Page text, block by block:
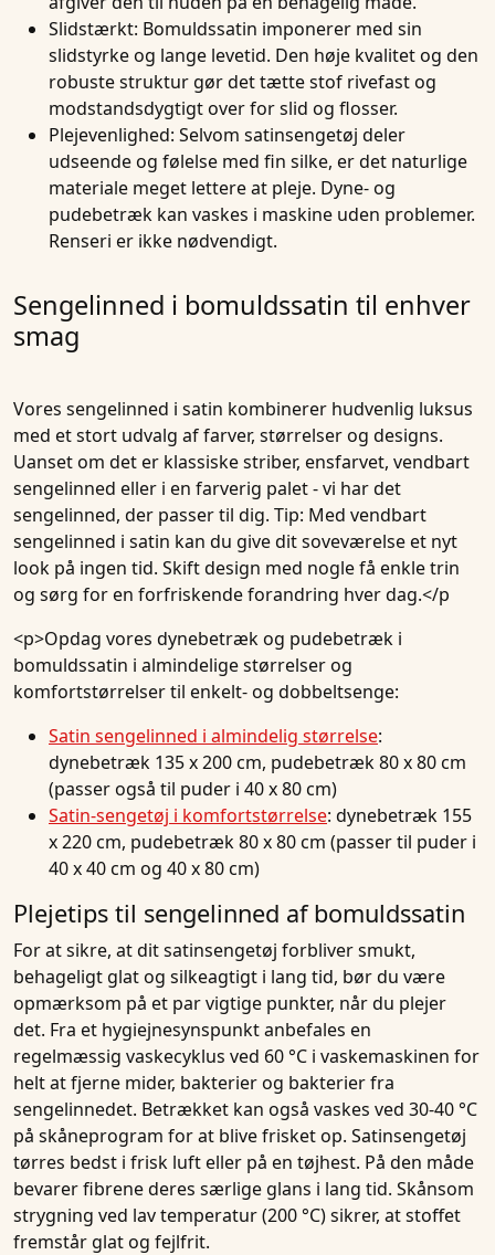
Slidstærkt: Bomuldssatin imponerer med sin
slidstyrke og lange levetid. Den høje kvalitet og den
robuste struktur gør det tætte stof rivefast og
modstandsdygtigt over for slid og flosser.
Plejevenlighed: Selvom satinsengetøj deler
udseende og følelse med fin silke, er det naturlige
materiale meget lettere at pleje. Dyne- og
pudebetræk kan vaskes i maskine uden problemer.
Renseri er ikke nødvendigt.
Sengelinned i bomuldssatin til enhver
smag
Vores sengelinned i satin kombinerer hudvenlig luksus
med et stort udvalg af farver, størrelser og designs.
Uanset om det er klassiske striber, ensfarvet, vendbart
sengelinned eller i en farverig palet - vi har det
sengelinned, der passer til dig. Tip: Med vendbart
sengelinned i satin kan du give dit soveværelse et nyt
look på ingen tid. Skift design med nogle få enkle trin
og sørg for en forfriskende forandring hver dag.</p
<p>Opdag vores dynebetræk og pudebetræk i
bomuldssatin i almindelige størrelser og
komfortstørrelser til enkelt- og dobbeltsenge:
Satin sengelinned i almindelig størrelse:
dynebetræk 135 x 200 cm, pudebetræk 80 x 80 cm
(passer også til puder i 40 x 80 cm)
Satin-sengetøj i komfortstørrelse: dynebetræk 155
x 220 cm, pudebetræk 80 x 80 cm (passer til puder i
40 x 40 cm og 40 x 80 cm)
Plejetips til sengelinned af bomuldssatin
For at sikre, at dit satinsengetøj forbliver smukt,
behageligt glat og silkeagtigt i lang tid, bør du være
opmærksom på et par vigtige punkter, når du plejer
det. Fra et hygiejnesynspunkt anbefales en
regelmæssig vaskecyklus ved 60 °C i vaskemaskinen for
helt at fjerne mider, bakterier og bakterier fra
sengelinnedet. Betrækket kan også vaskes ved 30-40 °C
på skåneprogram for at blive frisket op. Satinsengetøj
tørres bedst i frisk luft eller på en tøjhest. På den måde
bevarer fibrene deres særlige glans i lang tid. Skånsom
strygning ved lav temperatur (200 °C) sikrer, at stoffet
fremstår glat og fejlfrit.